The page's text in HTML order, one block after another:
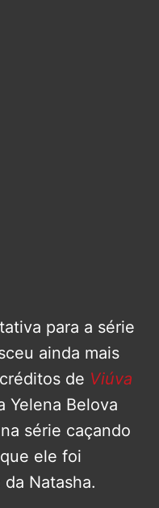
para a série
ainda mais
de Viúva
Yelena Belova
série caçando
ele foi
Natasha.